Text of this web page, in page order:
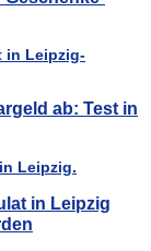
ab: Test in
in Leipzig